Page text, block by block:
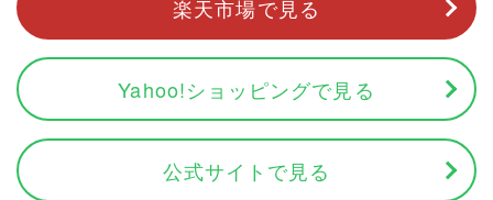
楽天市場で見る
Yahoo!ショッピングで見る
公式サイトで見る